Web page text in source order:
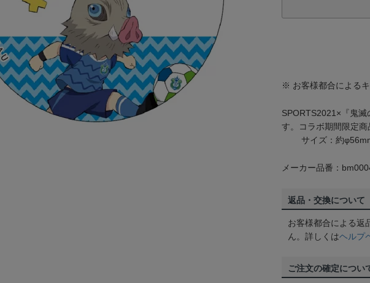
※ お客様都合による
SPORTS2021×『鬼
す。コラボ期間限定
サイズ：約
メーカー品番：
返品・交換について
お客様都合による返
ん。詳しくはヘルプ
ご注文の確定につい